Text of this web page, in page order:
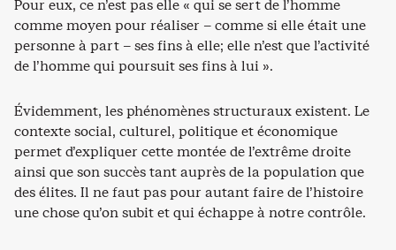
Pour eux, ce n’est pas elle « qui se sert de l’homme
comme moyen pour réaliser – comme si elle était une
personne à part – ses fins à elle; elle n’est que l’activité
de l’homme qui poursuit ses fins à lui ».
Évidemment, les phénomènes structuraux existent. Le
contexte social, culturel, politique et économique
permet d’expliquer cette montée de l’extrême droite
ainsi que son succès tant auprès de la population que
des élites. Il ne faut pas pour autant faire de l’histoire
une chose qu’on subit et qui échappe à notre contrôle.